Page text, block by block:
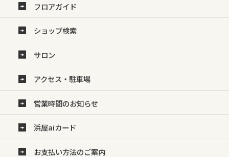
フロアガイド
ショップ検索
サロン
アクセス・駐車場
営業時間のお知らせ
浜屋aiカード
お支払い方法のご案内